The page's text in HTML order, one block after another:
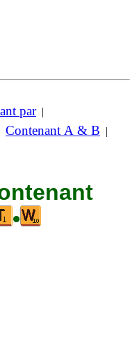
par|
Contenant A & B |
•